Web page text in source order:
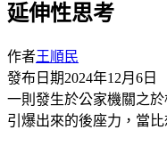
延伸性思考
作者王順民
發布日期2024年12月6日
一則發生於公家機關之
引爆出來的後座力，當